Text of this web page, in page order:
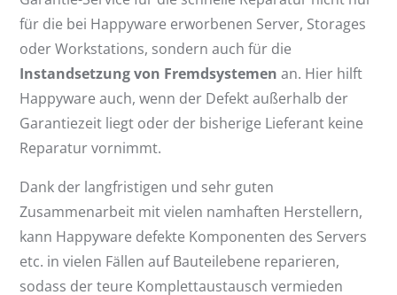
für die bei Happyware erworbenen Server, Storages
oder Workstations, sondern auch für die
Instandsetzung von Fremdsystemen an. Hier hilft
Happyware auch, wenn der Defekt außerhalb der
Garantiezeit liegt oder der bisherige Lieferant keine
Reparatur vornimmt.
Dank der langfristigen und sehr guten
Zusammenarbeit mit vielen namhaften Herstellern,
kann Happyware defekte Komponenten des Servers
etc. in vielen Fällen auf Bauteilebene reparieren,
sodass der teure Komplettaustausch vermieden